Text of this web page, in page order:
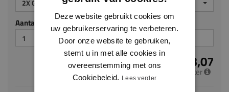
2X GEGROND
Aantal stuks
€ 3,07
per meter
Deze website gebruikt cookies om
uw gebruikerservaring te verbeteren.
Door onze website te gebruiken,
stemt u in met alle cookies in
overeenstemming met ons
Cookiebeleid. Lees verder